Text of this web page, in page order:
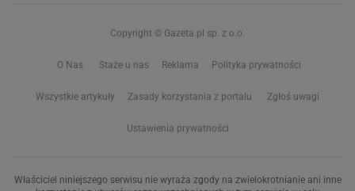
Copyright © Gazeta.pl sp. z o.o.
O Nas Staże u nas Reklama Polityka prywatności
Wszystkie artykuły Zasady korzystania z portalu Zgłoś uwagi
Ustawienia prywatności
Właściciel niniejszego serwisu nie wyraża zgody na zwielokrotnianie ani inne